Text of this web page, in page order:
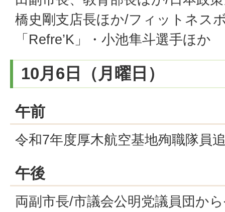
橋史剛支店長ほか/フィットネス
「Refre’K」・小池隼斗選手ほか
10月6日（月曜日）
午前
令和7年度厚木航空基地殉職隊員
午後
両副市長/市議会公明党議員団か